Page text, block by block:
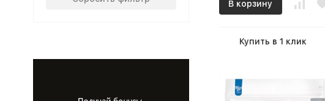
В корзину
Купить в 1 клик
веса
Комплекс витаминов для
Комплекс минералов